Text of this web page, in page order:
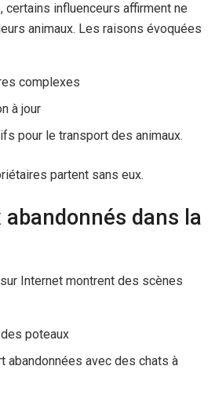
certains influenceurs affirment ne
animaux. Les raisons évoquées
complexes
à jour
pour le transport des animaux.
partent sans eux.
abandonnés dans la
Internet montrent des scènes
poteaux
abandonnées avec des chats à